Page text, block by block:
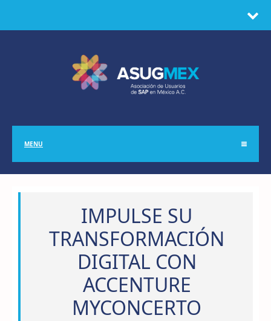
MENU
IMPULSE SU
TRANSFORMACIÓN
DIGITAL CON
ACCENTURE
MYCONCERTO